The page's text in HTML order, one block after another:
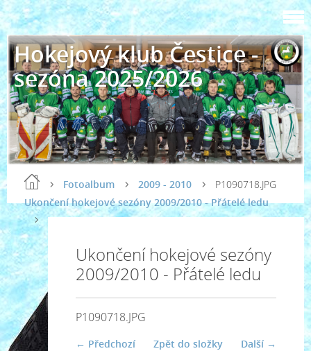
Hokejový klub Čestice -
sezóna 2025/2026
Fotoalbum
2009 - 2010
Ukončení hokejové sezóny 2009/2010 - Přátelé ledu
P1090718.JPG
Ukončení hokejové sezóny
2009/2010 - Přátelé ledu
P1090718.JPG
← Předchozí Další →
Zpět do složky